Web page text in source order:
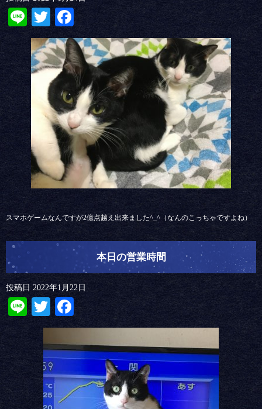
LineTwitter
Facebook
スマホゲームなんですが2億点越え出来ました^_^（なんのこっちゃですよね）
本日の営業時間
投稿日 2022年1月22日
LineTwitter
Facebook